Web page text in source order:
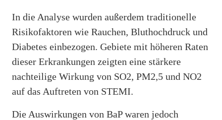
In die Analyse wurden außerdem traditionelle
Risikofaktoren wie Rauchen, Bluthochdruck und
Diabetes einbezogen. Gebiete mit höheren Raten
dieser Erkrankungen zeigten eine stärkere
nachteilige Wirkung von SO2, PM2,5 und NO2
auf das Auftreten von STEMI.
Die Auswirkungen von BaP waren jedoch